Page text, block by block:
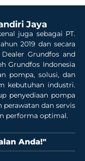
Jaya
juga sebagai PT.
2019 dan secara
Grundfos and
Grundfos Indonesia
pompa, solusi, dan
kebutuhan industri.
penyediaan pompa
perawatan dan servis
performa optimal.
Anda!"